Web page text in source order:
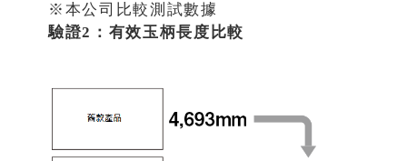
※本公司比較測試數據
驗證2：有效玉柄長度比較